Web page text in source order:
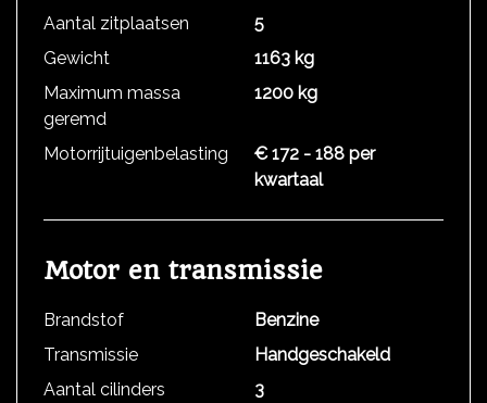
Aantal zitplaatsen
5
Gewicht
1163 kg
Maximum massa
geremd
1200 kg
Motorrijtuigenbelasting
€ 172 - 188 per
kwartaal
Motor en transmissie
Brandstof
Benzine
Transmissie
Handgeschakeld
Aantal cilinders
3